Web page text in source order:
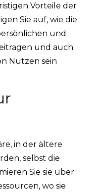
Vorteile der
Sie auf, wie die
und
und auch
Nutzen sein
in der ältere
selbst die
Sie sie über
wo sie